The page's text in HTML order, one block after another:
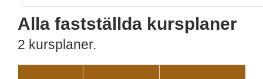
Alla fastställda kursplaner
2 kursplaner.